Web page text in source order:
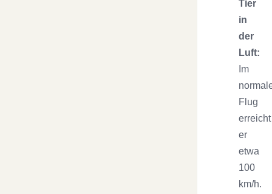
Tier
in
der
Luft:
Im
Flug
erreicht
er
etwa
100
km/h.